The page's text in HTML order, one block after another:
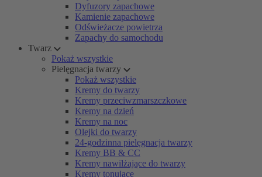
Dyfuzory zapachowe
Kamienie zapachowe
Odświeżacze powietrza
Zapachy do samochodu
Twarz
Pokaż wszystkie
Pielęgnacja twarzy
Pokaż wszystkie
Kremy do twarzy
Kremy przeciwzmarszczkowe
Kremy na dzień
Kremy na noc
Olejki do twarzy
24-godzinna pielęgnacja twarzy
Kremy BB & CC
Kremy nawilżające do twarzy
Kremy tonujące